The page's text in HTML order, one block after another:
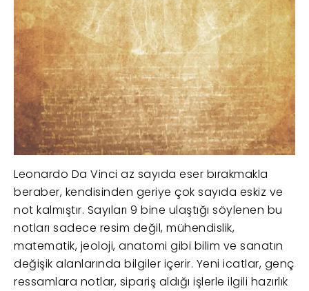
Leonardo Da Vinci az sayıda eser bırakmakla
beraber, kendisinden geriye çok sayıda eskiz ve
not kalmıştır. Sayıları 9 bine ulaştığı söylenen bu
notları sadece resim değil, mühendislik,
matematik, jeoloji, anatomi gibi bilim ve sanatın
değişik alanlarında bilgiler içerir. Yeni icatlar, genç
ressamlara notlar, sipariş aldığı işlerle ilgili hazırlık